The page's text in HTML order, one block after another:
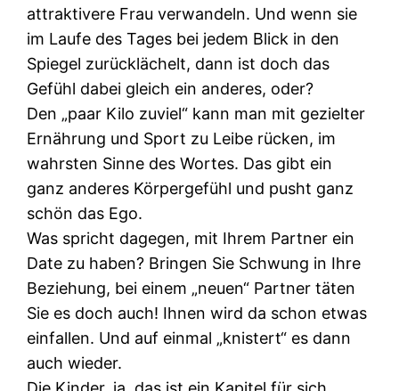
attraktivere Frau verwandeln. Und wenn sie
im Laufe des Tages bei jedem Blick in den
Spiegel zurücklächelt, dann ist doch das
Gefühl dabei gleich ein anderes, oder?
Den „paar Kilo zuviel“ kann man mit gezielter
Ernährung und Sport zu Leibe rücken, im
wahrsten Sinne des Wortes. Das gibt ein
ganz anderes Körpergefühl und pusht ganz
schön das Ego.
Was spricht dagegen, mit Ihrem Partner ein
Date zu haben? Bringen Sie Schwung in Ihre
Beziehung, bei einem „neuen“ Partner täten
Sie es doch auch! Ihnen wird da schon etwas
einfallen. Und auf einmal „knistert“ es dann
auch wieder.